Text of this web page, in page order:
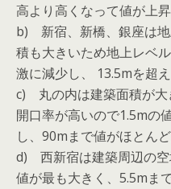
高より高くなって値が上昇
b) 新宿、新橋、銀座は
積も大きいため地上レベ
激に減少し、 13.5mを超
c) 丸の内は建築面積が大
開口率が高いので1.5mの
し、90mまで値がほとんど
d) 西新宿は建築周辺の空
値が最も大きく、5.5mま